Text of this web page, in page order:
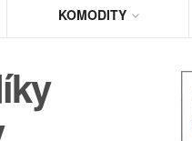
KOMODITY